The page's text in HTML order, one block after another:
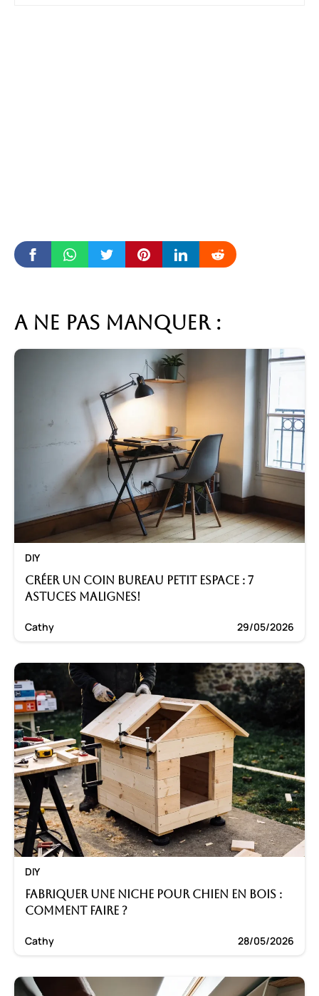
A ne pas manquer :
DIY
Créer un coin bureau petit espace : 7
astuces malignes!
Cathy 29/05/2026
DIY
Fabriquer une niche pour chien en bois :
Comment faire ?
Cathy 28/05/2026